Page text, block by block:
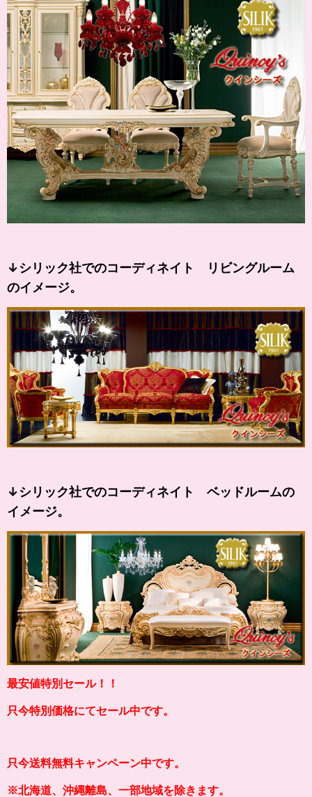
↓シリック社でのコーディネイト リビングルーム
のイメージ。
↓シリック社でのコーディネイト ベッドルームの
イメージ。
最安値特別セール！！
只今特別価格にてセール中です。
只今送料無料キャンペーン中です。
※北海道、沖縄離島、一部地域を除きます。